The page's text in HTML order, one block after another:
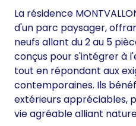
La résidence
d'un parc paysager,
neufs allant du 2 au 5
conçus pour s'intégrer à
tout en répondant aux
contemporaines. Ils
extérieurs appréciables,
vie agréable alliant